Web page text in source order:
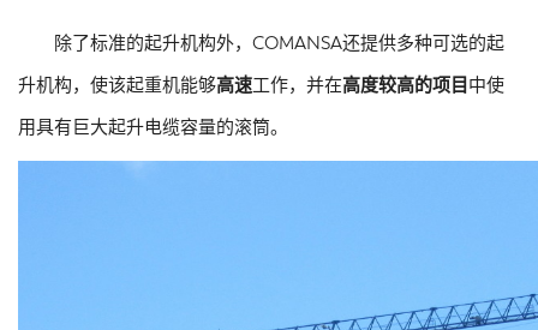
除了标准的起升机构外，COMANSA还提供多种可选的起
升机构，使该起重机能够高速工作，并在高度较高的项目 中使
用具有巨大起升电缆容量的滚筒。